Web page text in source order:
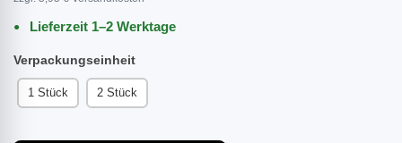
Lieferzeit 1–2 Werktage
Verpackungseinheit
1 Stück 2 Stück